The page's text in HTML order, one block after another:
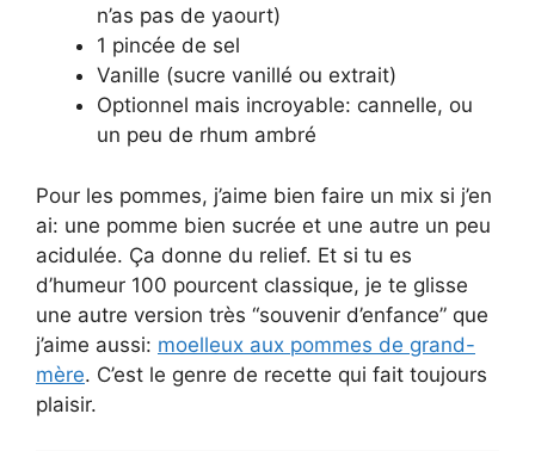
n’as pas de yaourt)
1 pincée de sel
Vanille (sucre vanillé ou extrait)
Optionnel mais incroyable: cannelle, ou
un peu de rhum ambré
Pour les pommes, j’aime bien faire un mix si j’en
ai: une pomme bien sucrée et une autre un peu
acidulée. Ça donne du relief. Et si tu es
d’humeur 100 pourcent classique, je te glisse
une autre version très “souvenir d’enfance” que
j’aime aussi: moelleux aux pommes de grand-
mère. C’est le genre de recette qui fait toujours
plaisir.